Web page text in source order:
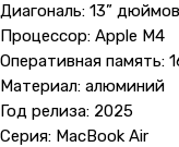
Диагональ: 13” дюймов
Процессор: Apple M4
Оперативная память:
Материал: алюминий
Год релиза: 2025
Серия: MacBook Air